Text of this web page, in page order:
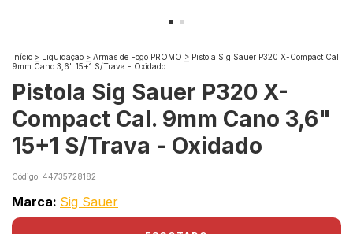
Início > Liquidação > Armas de Fogo PROMO > Pistola Sig Sauer P320 X-Compact Cal.
9mm Cano 3,6" 15+1 S/Trava - Oxidado
Pistola Sig Sauer P320 X-
Compact Cal. 9mm Cano 3,6"
15+1 S/Trava - Oxidado
Código: 44735728182
Marca: Sig Sauer